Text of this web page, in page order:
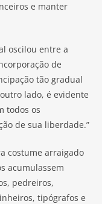
e manter
oscilou entre a
de
tão gradual
lado, é evidente
todos os
de sua liberdade.”
costume arraigado
acumulassem
pedreiros,
tipógrafos e